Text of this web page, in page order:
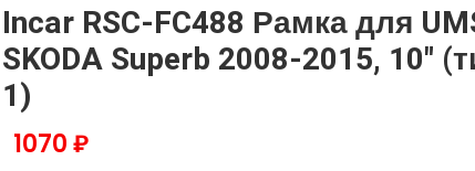
Incar RSC-FC488 Рамка для
SKODA Superb 2008-2015, 10"
1)
1070 ₽